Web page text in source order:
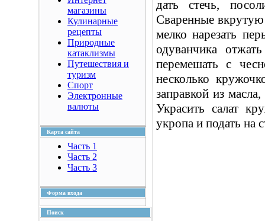
магазины
Кулинарные
рецепты
Природные
катаклизмы
Путешествия и
туризм
Спорт
Электронные
валюты
Карта сайта
Часть 1
Часть 2
Часть 3
Форма входа
Поиск
дать стечь,
Сваренные
мелко нарезать
одуванчика
перемешать с
несколько
заправкой из
Украсить салат
укропа и подать на